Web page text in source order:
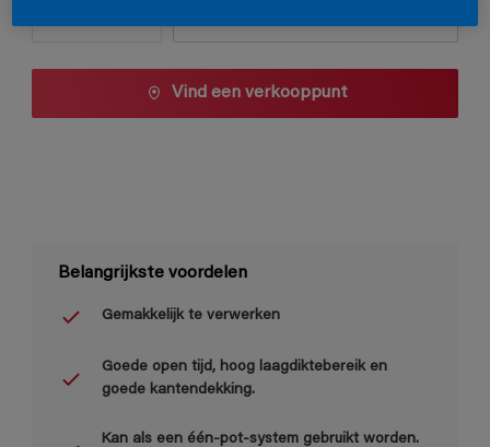
Vind een verkooppunt
Belangrijkste voordelen
Gemakkelijk te verwerken
Goede open tijd, hoog laagdiktebereik en
goede kantendekking.
Kan als een één-pot-system gebruikt worden.